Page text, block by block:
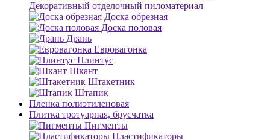
Декоративный отделочный пиломатериал
Доска обрезная
Доска половая
Дрань
Евровагонка
Плинтус
Шкант
Штакетник
Штапик
Пленка полиэтиленовая
Плитка тротуарная, брусчатка
Пигменты
Пластификаторы